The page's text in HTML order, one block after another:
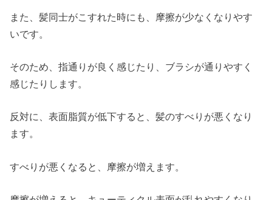
また、髪同士がこすれた時にも、摩擦が少なくなりやす
いです。
そのため、指通りが良く感じたり、ブラシが通りやすく
感じたりします。
反対に、表面脂質が低下すると、髪のすべりが悪くなり
ます。
すべりが悪くなると、摩擦が増えます。